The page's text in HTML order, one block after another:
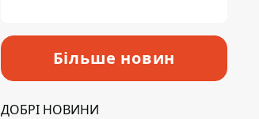
Більше новин
ДОБРІ НОВИНИ